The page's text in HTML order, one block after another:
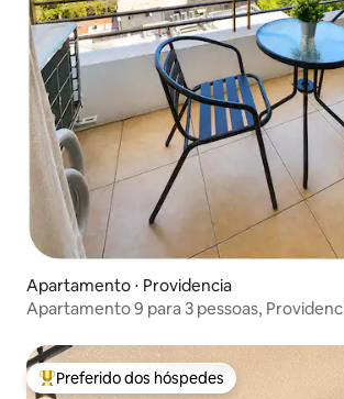
Apartamento ⋅ Providencia
Apartamento 9 para 3 pessoas,
Entre os melhores preferidos dos hóspedes
Preferido dos hóspedes